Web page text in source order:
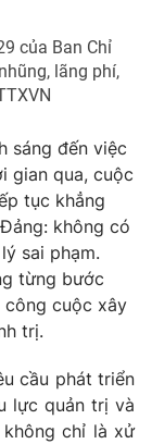
của Ban Chỉ
lãng phí,
sáng đến việc
gian qua, cuộc
tục khẳng
không có
sai phạm.
từng bước
công cuộc xây
trị.
cầu phát triển
lực quản trị và
chỉ là xử